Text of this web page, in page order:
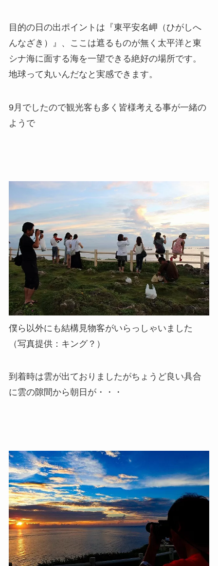
目的の日の出ポイントは『東平安名岬（ひがしへ
んなざき）』、ここは遮るものが無く太平洋と東
シナ海に面する海を一望できる絶好の場所です。
地球って丸いんだなと実感できます。
9月でしたので観光客も多く皆様考える事が一緒の
ようで
僕ら以外にも結構見物客がいらっしゃいました
（写真提供：キング？）
到着時は雲が出ておりましたがちょうど良い具合
に雲の隙間から朝日が・・・